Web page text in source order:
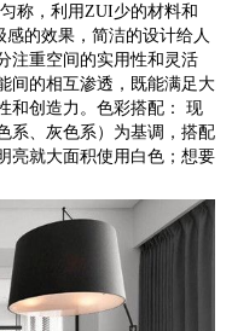
称，利用ZUI少的材料和
的效果，简洁的设计给人
注重空间的实用性和灵活
间的相互渗透，既能满足大
和创造力。色彩搭配： 现
系、灰色系）为基调，搭配
亮就大面积使用白色；想要